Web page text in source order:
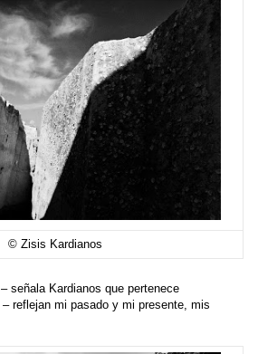
© Zisis Kardianos
señala Kardianos que pertenece
– reflejan mi pasado y mi presente, mis